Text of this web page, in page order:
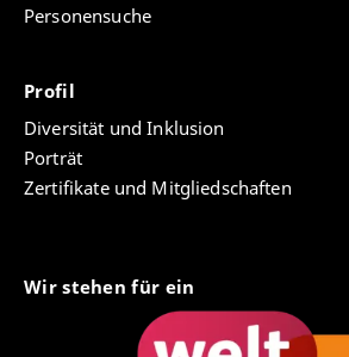
Personensuche
Profil
Diversität und Inklusion
Porträt
Zertifikate und Mitgliedschaften
Wir stehen für ein